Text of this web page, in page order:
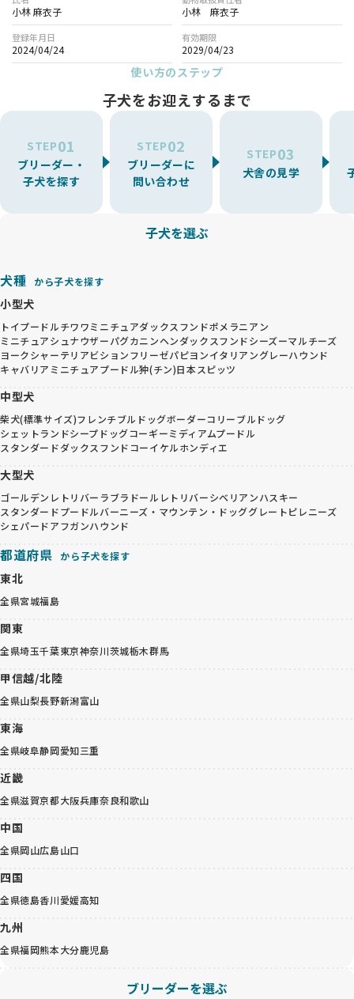
小林 麻衣子 小林 麻衣子
登録年月日
2024/04/24
有効期限
2029/04/23
使い方のステップ
子犬をお迎えするまで
STEP01
ブリーダー・
子犬を探す
STEP02
ブリーダーに
問い合わせ
STEP03
犬舎の見学
子犬を選ぶ
犬種 から子犬を探す
小型犬
トイプードルチワワミニチュアダックスフンドポメラニアン
ミニチュアシュナウザーパグカニンヘンダックスフンドシーズーマルチーズ
ヨークシャーテリアビションフリーゼパピヨンイタリアングレーハウンド
キャバリア ミニチュアプードル狆(チン)日本スピッツ
中型犬
柴犬(標準サイズ)フレンチブルドッグボーダーコリーブルドッグ
シェットランドシープドッグコーギーミディアムプードル
スタンダードダックスフンドコーイケルホンディエ
大型犬
ゴールデンレトリバー ラブラドールレトリバーシベリアンハスキー
スタンダードプードルバーニーズ・マウンテン・ドッググレートピレニーズ
シェパードアフガンハウンド
都道府県 から子犬を探す
東北
全県宮城福島
関東
全県埼玉千葉東京神奈川茨城栃木群馬
甲信越/北陸
全県山梨長野新潟富山
東海
全県岐阜静岡愛知三重
近畿
全県滋賀京都大阪兵庫奈良和歌山
中国
全県岡山広島山口
四国
全県徳島香川愛媛高知
九州
全県福岡熊本大分鹿児島
ブリーダーを選ぶ